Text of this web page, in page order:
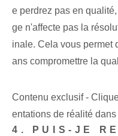
e perdrez pas en
ge n'affecte pas la
inale. Cela vous permet
ans compromettre la
Contenu exclusif -
entations de réalité
4. PUIS-JE